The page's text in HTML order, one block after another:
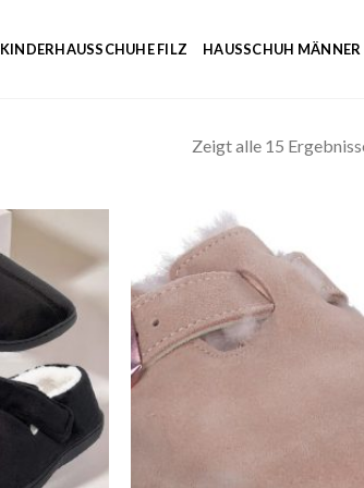
KINDERHAUSSCHUHE FILZ HAUSSCHUH MÄNNER
Zeigt alle 15